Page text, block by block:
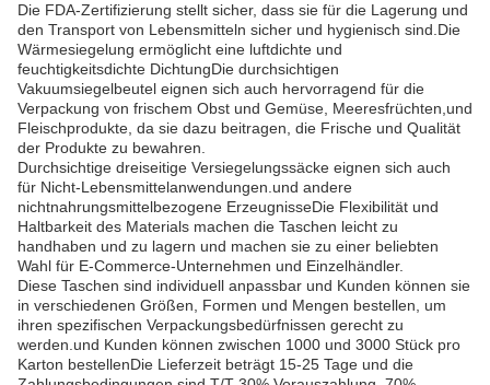
Die FDA-Zertifizierung stellt sicher, dass sie für die Lagerung und
den Transport von Lebensmitteln sicher und hygienisch sind.Die
Wärmesiegelung ermöglicht eine luftdichte und
feuchtigkeitsdichte DichtungDie durchsichtigen
Vakuumsiegelbeutel eignen sich auch hervorragend für die
Verpackung von frischem Obst und Gemüse, Meeresfrüchten,und
Fleischprodukte, da sie dazu beitragen, die Frische und Qualität
der Produkte zu bewahren.
Durchsichtige dreiseitige Versiegelungssäcke eignen sich auch
für Nicht-Lebensmittelanwendungen.und andere
nichtnahrungsmittelbezogene ErzeugnisseDie Flexibilität und
Haltbarkeit des Materials machen die Taschen leicht zu
handhaben und zu lagern und machen sie zu einer beliebten
Wahl für E-Commerce-Unternehmen und Einzelhändler.
Diese Taschen sind individuell anpassbar und Kunden können sie
in verschiedenen Größen, Formen und Mengen bestellen, um
ihren spezifischen Verpackungsbedürfnissen gerecht zu
werden.und Kunden können zwischen 1000 und 3000 Stück pro
Karton bestellenDie Lieferzeit beträgt 15-25 Tage und die